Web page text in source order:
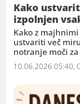
Kako
izpolnjen
Kako z
ustvariti več
notranje moči
10.06.2026 05:40,